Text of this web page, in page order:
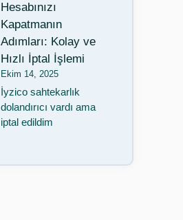
Hesabınızı
Kapatmanın
Adımları: Kolay ve
Hızlı İptal İşlemi
Ekim 14, 2025
İyzico sahtekarlık
dolandırıcı vardı ama
iptal edildim